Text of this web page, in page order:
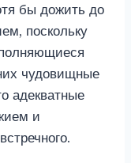
бы дожить до
поскольку
чудовищные
адекватные
и